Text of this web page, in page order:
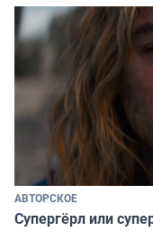
АВТОРСКОЕ
Супергёрл или